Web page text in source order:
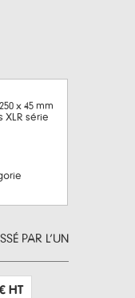
x 45 mm
XLR série
PAR L’UN
HT